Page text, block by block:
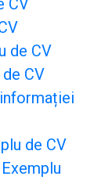
CV
de CV
CV
de CV